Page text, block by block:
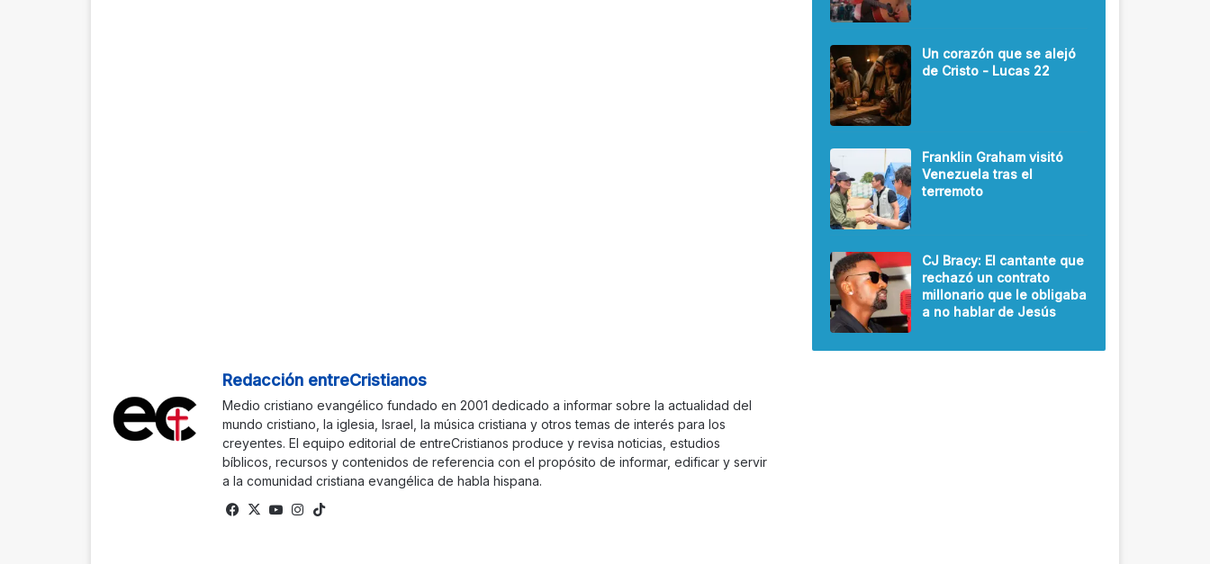
Redacción entreCristianos
Medio cristiano evangélico fundado en 2001 dedicado a informar sobre la actualidad del
mundo cristiano, la iglesia, Israel, la música cristiana y otros temas de interés para los
creyentes. El equipo editorial de entreCristianos produce y revisa noticias, estudios
bíblicos, recursos y contenidos de referencia con el propósito de informar, edificar y servir
a la comunidad cristiana evangélica de habla hispana.
Fa
X
Yo Ins
Un corazón que se alejó
de Cristo - Lucas 22
Franklin Graham visitó
Venezuela tras el
terremoto
CJ Bracy: El cantante que
rechazó un contrato
millonario que le obligaba
a no hablar de Jesús